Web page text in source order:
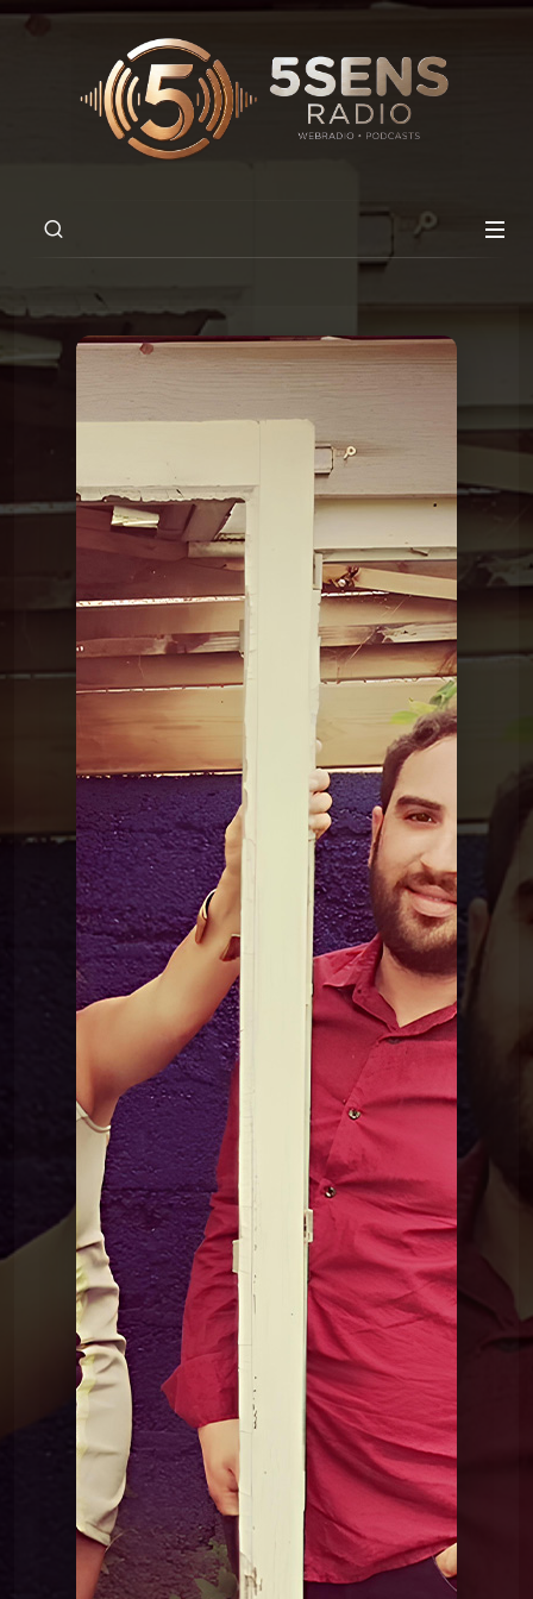
RadioVision 2026
11 Lo - Tout bas
RadioVision 2026 11 Lo - Tout bas
RadioVision 2026 01 Max Van Ker - Another Day
RadioVision 2026 02 Skir Laïka - La beau aime
RadioVision 2026 03 Sasha Louise - Rotten
RadioVision 2026
04 65 ground - Living of
Anger
RadioVision 2026 05 Mystique Reggae - Ngano
RadioVision
2026
06 Nina Williams - Red Light,
RadioVision 2026 07 Le ploum - Mr parfait
RadioVision 2026 08 Ava Gratia - Traffic light
RadioVision 2026
09 Lela Meskhi - Dans le
silence
RadioVision 2026 10 TME - The fall